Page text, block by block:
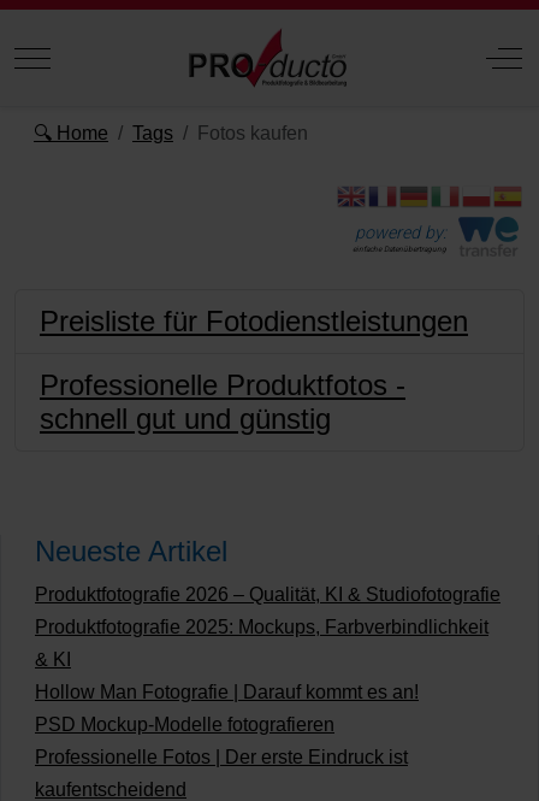
Mobile Menu Toggle Off-
🔍 Home Tags Fotos kaufen
powered by:
einfache Datenübertragung
Preisliste für Fotodienstleistungen
Professionelle Produktfotos -
schnell gut und günstig
Neueste Artikel
Produktfotografie 2026 – Qualität, KI & Studiofotografie
Produktfotografie 2025: Mockups, Farbverbindlichkeit
& KI
Hollow Man Fotografie | Darauf kommt es an!
PSD Mockup-Modelle fotografieren
Professionelle Fotos | Der erste Eindruck ist
kaufentscheidend